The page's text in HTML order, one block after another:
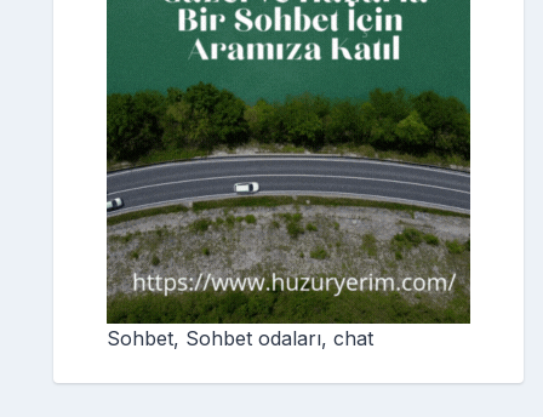
Sohbet, Sohbet odaları, chat